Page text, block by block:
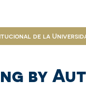
de la
by